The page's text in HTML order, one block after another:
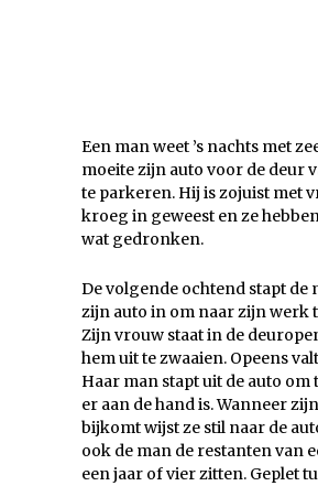
Een man weet ’s nachts met
moeite zijn auto voor de deur
te parkeren. Hij is zojuist met
kroeg in geweest en ze
wat gedronken.
De volgende ochtend stapt de
zijn auto in om naar zijn werk
Zijn vrouw staat in de
hem uit te zwaaien. Opeens
Haar man stapt uit de auto om
er aan de hand is. Wanneer
bijkomt wijst ze stil naar de
ook de man de restanten van
een jaar of vier zitten. Geplet